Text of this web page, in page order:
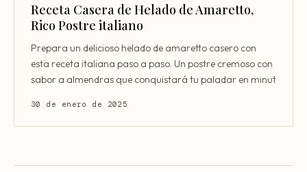
Receta Casera de Helado de Amaretto,
Rico Postre italiano
Prepara un delicioso helado de amaretto casero con
esta receta italiana paso a paso. Un postre cremoso con
sabor a almendras que conquistará tu paladar en minut
30 de enero de 2025